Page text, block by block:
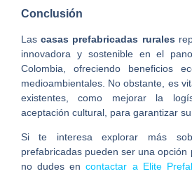
Conclusión
Las casas prefabricadas rurales
innovadora y sostenible en el
Colombia, ofreciendo beneficios
medioambientales. No obstante, es
existentes, como mejorar la
aceptación cultural, para garantizar
Si te interesa explorar más
prefabricadas pueden ser una opción
no dudes encontactar a Elite